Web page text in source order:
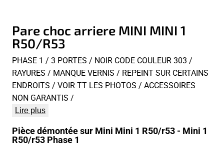
Pare choc arriere MINI MINI 1
R50/R53
PHASE 1 / 3 PORTES / NOIR CODE COULEUR 303 /
RAYURES / MANQUE VERNIS / REPEINT SUR CERTAINS
ENDROITS / VOIR TT LES PHOTOS / ACCESSOIRES
NON GARANTIS /
Lire plus
Pièce démontée sur Mini Mini 1 R50/r53 - Mini 1
R50/r53 Phase 1